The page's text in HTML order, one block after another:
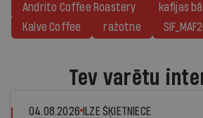
Andrito Coffee Roastery
kafijas
Kalve Coffee
ražotne
Tev varētu
04.08.2026 ILZE ŠĶIETNIECE